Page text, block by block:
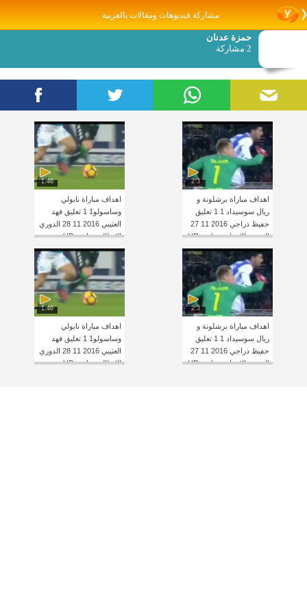
مشاركة فيديوهات ومقالات بالعربية
حمزة عدنان
2 مشاركة
2:3
اهداف مباراة برشلونة و
ريال سوسيداد 1 1 تعليق
حفيظ دراجي 2016 11 27
الدوري الإسباني شاشة HD
YouT
1:46
اهداف مباراة نابولي
وساسولو1 1 تعليق فهد
العتيبي 2016 11 28 الدوري
الإيطالي شاشة HD
YouTube
2:3
اهداف مباراة برشلونة و
ريال سوسيداد 1 1 تعليق
حفيظ دراجي 2016 11 27
الدوري الإسباني شاشة HD
1:46
اهداف مباراة نابولي
وساسولو1 1 تعليق فهد
العتيبي 2016 11 28 الدوري
الإيطالي شاشة HD